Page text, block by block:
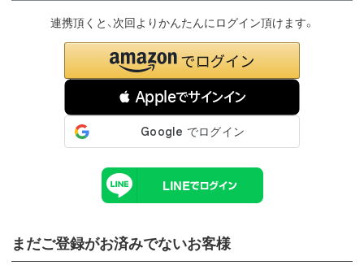
 Appleでサインイン
連携頂くと、次回よりかんたんにログイン頂けます。
まだご登録がお済みでないお客様